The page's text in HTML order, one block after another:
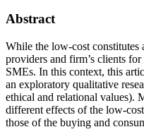
Abstract
While the low-cost constitutes
providers and firm’s clients
SMEs. In this context, this
an exploratory qualitative
ethical and relational values).
different effects of the low-
those of the buying and